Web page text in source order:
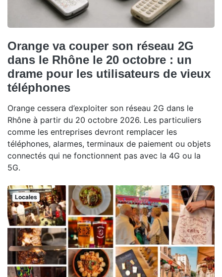
Orange va couper son réseau 2G
dans le Rhône le 20 octobre : un
drame pour les utilisateurs de vieux
téléphones
Orange cessera d’exploiter son réseau 2G dans le
Rhône à partir du 20 octobre 2026. Les particuliers
comme les entreprises devront remplacer les
téléphones, alarmes, terminaux de paiement ou objets
connectés qui ne fonctionnent pas avec la 4G ou la
5G.
Locales